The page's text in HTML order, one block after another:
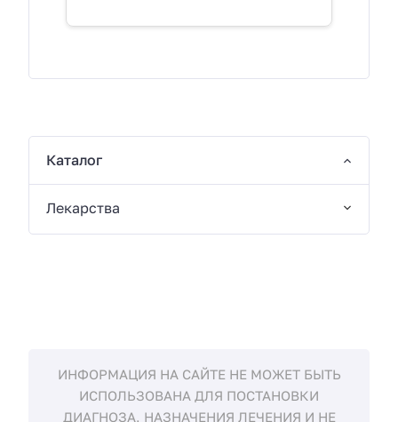
Каталог
Лекарства
ИНФОРМАЦИЯ НА САЙТЕ НЕ МОЖЕТ БЫТЬ
ИСПОЛЬЗОВАНА ДЛЯ ПОСТАНОВКИ
ДИАГНОЗА, НАЗНАЧЕНИЯ ЛЕЧЕНИЯ И НЕ